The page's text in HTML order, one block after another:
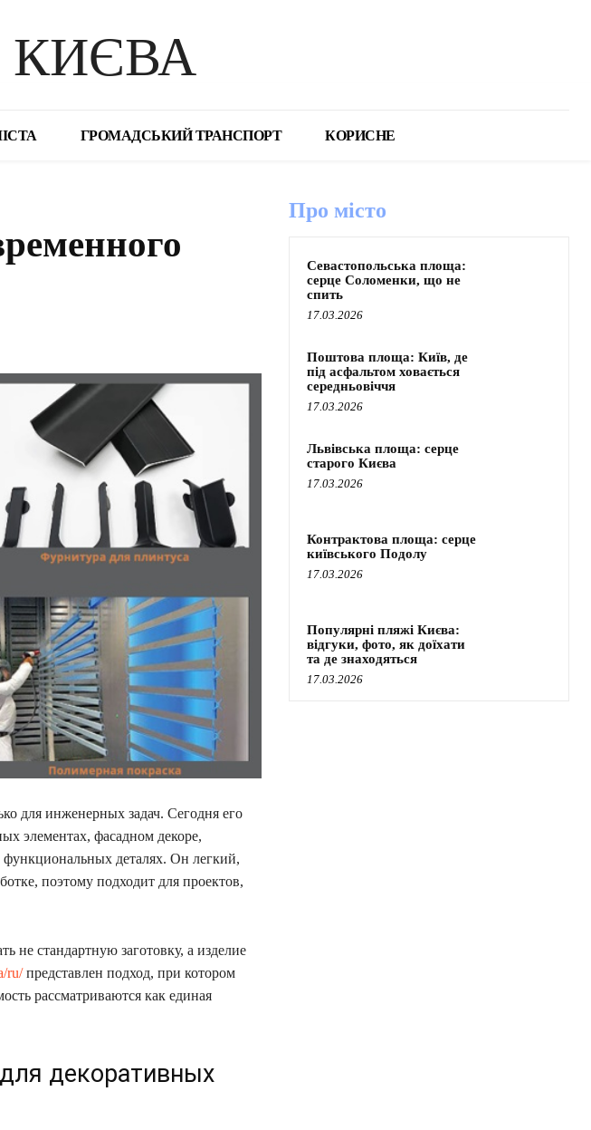
ГРОМАДСЬКИЙ ТРАНСПОРТ КОРИСНЕ
для инженерных задач. Сегодня его
элементах, фасадном декоре,
деталях. Он легкий,
поэтому подходит для проектов,
не стандартную заготовку, а изделие
ru/представлен подход, при котором
рассматриваются как единая
декоративных
Про місто
Севастопольська площа:
серце Соломенки, що не
спить
17.03.2026
Поштова площа: Київ, де
під асфальтом ховається
середньовіччя
17.03.2026
Львівська площа: серце
старого Києва
17.03.2026
Контрактова площа: серце
київського Подолу
17.03.2026
Популярні пляжі Києва:
відгуки, фото, як доїхати
та де знаходяться
17.03.2026